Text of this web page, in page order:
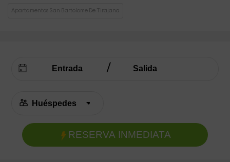
Apartamentos San Bartolome De Tirajana
RESERVA INMEDIATA